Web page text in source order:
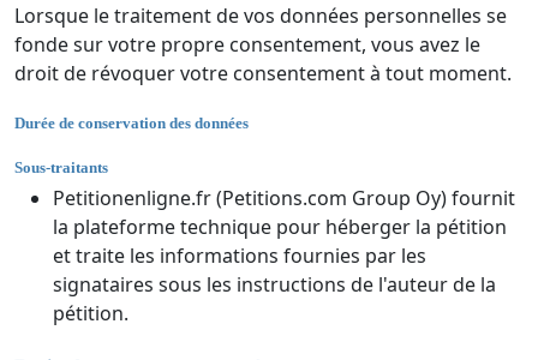
Lorsque le traitement de vos données personnelles se
fonde sur votre propre consentement, vous avez le
droit de révoquer votre consentement à tout moment.
Durée de conservation des données
Sous-traitants
Petitionenligne.fr (Petitions.com Group Oy) fournit
la plateforme technique pour héberger la pétition
et traite les informations fournies par les
signataires sous les instructions de l'auteur de la
pétition.